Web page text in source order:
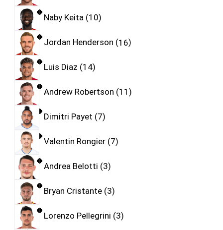
Naby Keita 10
Jordan Henderson 16
Luis Diaz 14
Andrew Robertson 11
Dimitri Payet 7
Valentin Rongier 7
Andrea Belotti 3
Bryan Cristante 3
Lorenzo Pellegrini 3